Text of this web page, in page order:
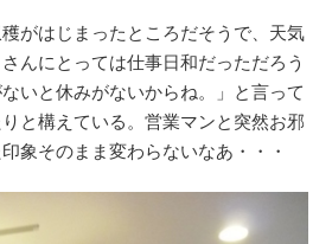
がはじまったところだそうで、天気
んにとっては仕事日和だっただろう
いと休みがないからね。」と言って
と構えている。営業マンと突然お邪
象そのまま変わらないなあ・・・